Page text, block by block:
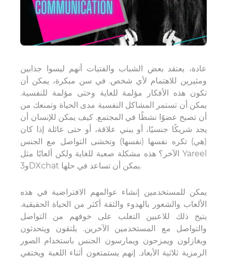
عادة، يعتقد بعض الشباب والفتيات أنهم ليسوا جذابين
ومثيرين للاهتمام لأي شخص. في سن مبكرة، يمكن أن
تكون هذه الأفكار مؤلمة للغاية وحتى مؤلمة للنفسية.
يمكن أن تستمر المشاكل النفسية مدى الحياة وتمنعك من
أن تصبح عضوًا نشطًا في المجتمع. كيف يمكن للإنسان أن
يجد شريكًا جنسيًا، أو يبني علاقة، أو حتى عائلة إذا كان
(هي) تكره نفسها (نفسها) وتخشى التواصل مع الجنس
الآخر؟ هذه مشكلة صعبة للغاية ولكن ألعابًا مثل Yareel
و3DXchat يمكن أن تساعد في حلها.
يمكن للمستخدمين إنشاء عوالمهم الافتراضية في هذه
الألعاب والشعور بالهدوء والثقة أكثر من الحياة الحقيقية.
يتيح ذلك للاعبين التغلب على خوفهم من التواصل
والتواصل مع المستخدمين الآخرين. يلتقون ويتحدثون
ويغازلون ويمزحون ويمارسون الجنس باستخدام الصور
الرمزية ثلاثية الأبعاد. إنهم يستمتعون أثناء اللعبة ويختفي